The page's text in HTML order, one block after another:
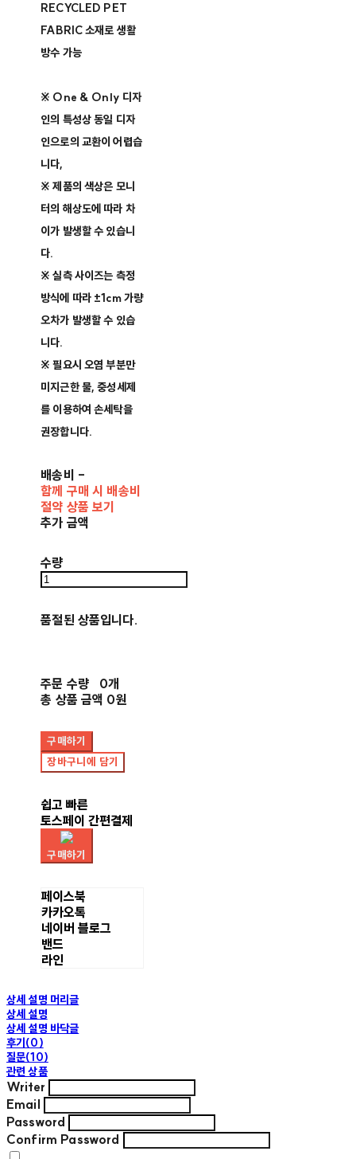
RECYCLED PET
FABRIC 소재로 생활
방수 가능
※ One & Only 디자
인의 특성상 동일 디자
인으로의 교환이 어렵습
니다,
※ 제품의 색상은 모니
터의 해상도에 따라 차
이가 발생할 수 있습니
다.
※ 실측 사이즈는 측정
방식에 따라 ±1cm 가량
오차가 발생할 수 있습
니다.
※ 필요시 오염 부분만
미지근한 물, 중성세제
를 이용하여 손세탁을
권장합니다.
배송비 -
함께 구매 시 배송비
절약 상품 보기
추가 금액
수량
품절된 상품입니다.
주문 수량
0개
총 상품 금액 0원
구매하기
장바구니에 담기
쉽고 빠른
토스페이 간편결제
구매하기
페이스북
카카오톡
네이버 블로그
밴드
라인
상세 설명 머리글
상세 설명
상세 설명 바닥글
후기(0)
질문(10)
관련 상품
Writer
Email
Password
Confirm Password